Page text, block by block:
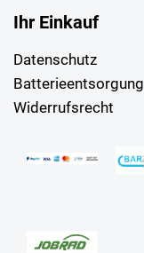
Ihr Einkauf
Datenschutz
Batterieentsorgung
Widerrufsrecht